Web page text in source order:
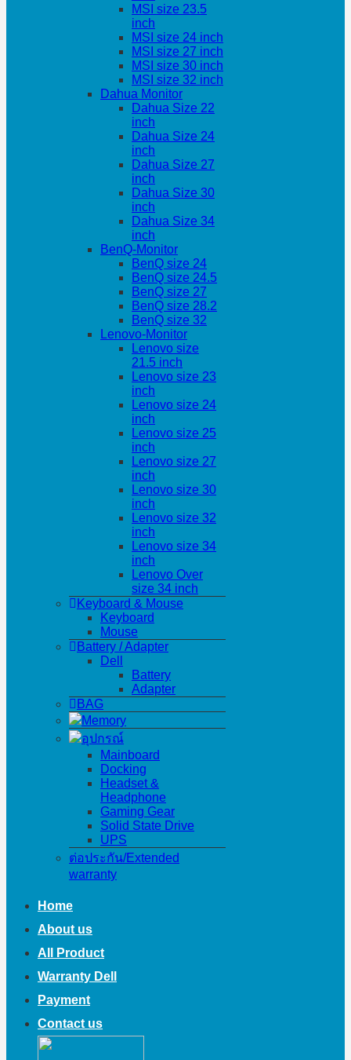
MSI size 23.5
inch
MSI size 24 inch
MSI size 27 inch
MSI size 30 inch
MSI size 32 inch
Dahua Monitor
Dahua Size 22
inch
Dahua Size 24
inch
Dahua Size 27
inch
Dahua Size 30
inch
Dahua Size 34
inch
BenQ-Monitor
BenQ size 24
BenQ size 24.5
BenQ size 27
BenQ size 28.2
BenQ size 32
Lenovo-Monitor
Lenovo size
21.5 inch
Lenovo size 23
inch
Lenovo size 24
inch
Lenovo size 25
inch
Lenovo size 27
inch
Lenovo size 30
inch
Lenovo size 32
inch
Lenovo size 34
inch
Lenovo Over
size 34 inch
Keyboard & Mouse
Keyboard
Mouse
Battery / Adapter
Dell
Battery
Adapter
BAG
Memory
อุปกรณ์
Mainboard
Docking
Headset &
Headphone
Gaming Gear
Solid State Drive
UPS
ต่อประกัน/Extended
warranty
Home
About us
All Product
Warranty Dell
Payment
Contact us